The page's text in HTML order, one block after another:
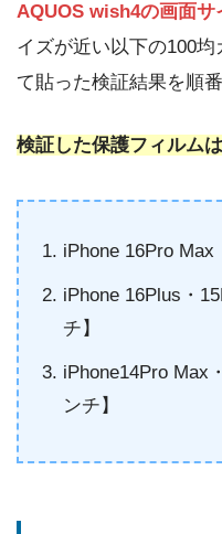
AQUOS wish4の画面サ
イズが近い以下の100
て貼った検証結果を順
検証した保護フィルム
iPhone 16Pro Max
iPhone 16Plus・
チ】
iPhone14Pro Max
ンチ】